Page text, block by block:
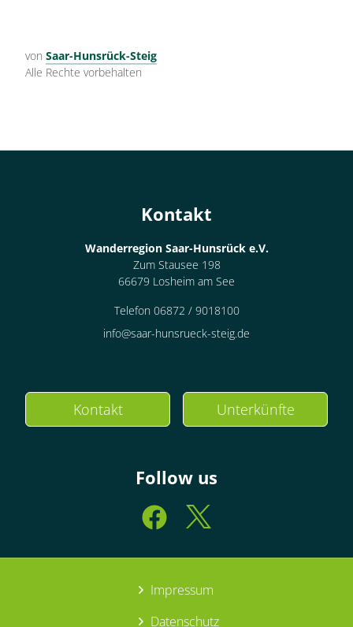
von Saar-Hunsrück-Steig
Alle Rechte vorbehalten
Kontakt
Wanderregion Saar-Hunsrück e.V.
Zum Stausee 198
66679 Losheim am See
Telefon 06872 / 9018100
info@saar-hunsrueck-steig.de
Kontakt Unterkünfte
Follow us
Impressum
Datenschutz